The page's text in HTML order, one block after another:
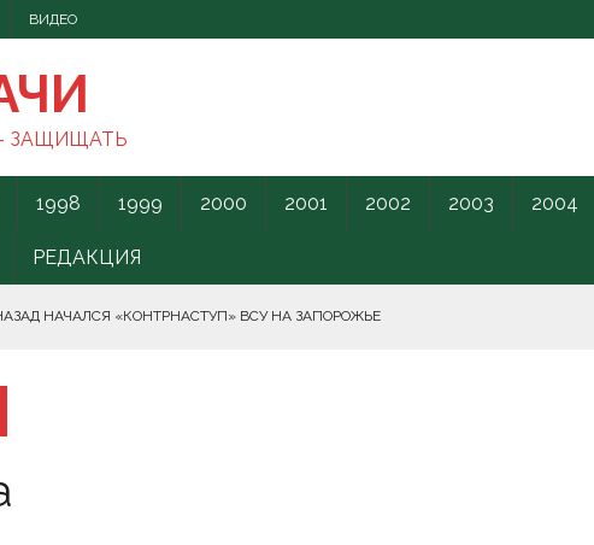
ВИДЕО
- ЗАЩИЩАТЬ
1998 1999 2000 2001 2002 2003 2004
РЕДАКЦИЯ
НАЧАЛСЯ «КОНТРНАСТУП» ВСУ НА ЗАПОРОЖЬЕ
ЧТО ДЕЛАТЬ?
ПРОТИВ СЕКРЕТНОГО КАРАНТИННОГО ЦЕНТРА США.